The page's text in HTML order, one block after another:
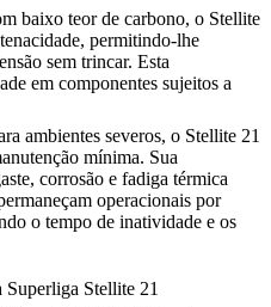
baixo teor de carbono, o Stellite
permitindo-lhe
sem trincar. Esta
em componentes sujeitos a
ambientes severos, o Stellite 21
mínima. Sua
corrosão e fadiga térmica
operacionais por
o tempo de inatividade e os
Superliga Stellite 21